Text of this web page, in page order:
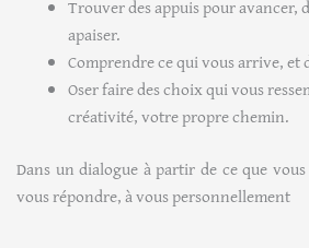
Trouver des appuis pour avancer,
apaiser.
Comprendre ce qui vous arrive, et
Oser faire des choix qui vous
créativité, votre propre chemin.
Dans un dialogue à partir de ce que
vous répondre, à vous personnellement